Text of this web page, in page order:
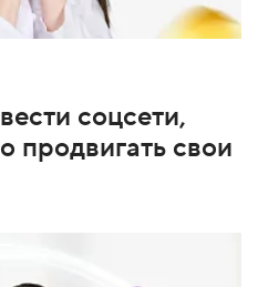
соцсети,
продвигать свои